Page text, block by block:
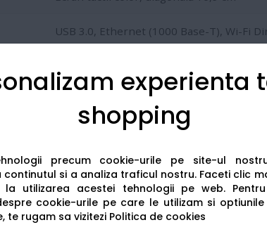
experienta
shopping
precum cookie-urile pe site-ul
continutul si a analiza traficul nostru. Faceti clic
la utilizarea acestei tehnologii pe web.
cookie-urile pe care le utilizam si
te rugam sa vizitezi Politica de cookies
USB 3.0, Ethernet (1000 Base-T), Wi-Fi
dotat cu tehnologia NVT (Nozzle
plotterul ideal pentru birourile care necesită